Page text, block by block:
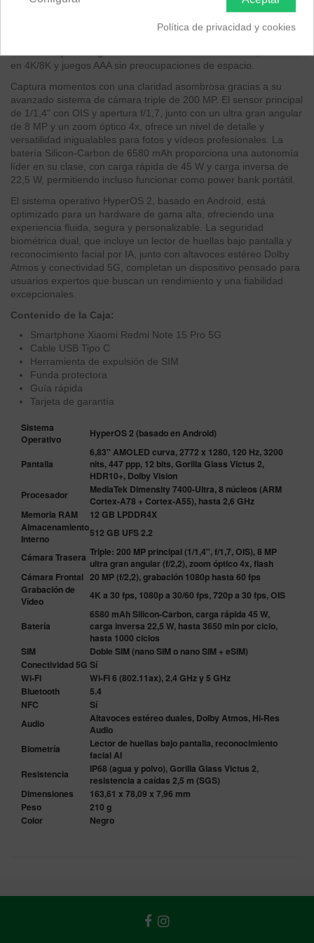
complementado con 12 GB de RAM LPDDR4X, garantizando una
fluidez impecable en multitarea, virtualización y aplicaciones de
en 4K/8K y juegos AAA sin preocupaciones de espacio.
Captura momentos con una claridad asombrosa gracias a su
avanzado sistema de cámara triple de 200 MP. El sensor principal
de 1/1,4" con OIS y apertura f/1,7, junto con un ultra gran angular
de 8 MP y un zoom óptico 4x, ofrece un nivel de detalle y
versatilidad inigualables para fotos y vídeos profesionales. La
batería Silicon-Carbon de 6580 mAh proporciona una autonomía
líder en su clase, con carga rápida de 45 W y carga inversa de
22,5 W, permitiendo incluso funcionar como power bank portátil.
El sistema operativo HyperOS 2, basado en Android, está
optimizado para un hardware de gama alta, ofreciendo una
experiencia fluida, segura y personalizable. La seguridad
biométrica dual, que incluye un lector de huellas bajo pantalla y
reconocimiento facial por IA, junto con altavoces estéreo Dolby
Atmos y conectividad 5G, completan un dispositivo pensado para
usuarios expertos que buscan un rendimiento y una fiabilidad
excepcionales.
Contenido de la Caja:
Smartphone Xiaomi Redmi Note 15 Pro 5G
Cable USB Tipo C
Herramienta de expulsión de SIM
Funda protectora
Guía rápida
Tarjeta de garantía
Sistema
Operativo
HyperOS 2 (basado en Android)
Pantalla
6,83" AMOLED curva, 2772 x 1280, 120 Hz, 3200
nits, 447 ppp, 12 bits, Gorilla Glass Victus 2,
HDR10+, Dolby Vision
Procesador
MediaTek Dimensity 7400-Ultra, 8 núcleos (ARM
Cortex-A78 + Cortex-A55), hasta 2,6 GHz
Memoria RAM
12 GB LPDDR4X
Almacenamiento
Interno
512 GB UFS 2.2
Cámara Trasera Triple: 200 MP principal (1/1,4", f/1,7, OIS), 8 MP
ultra gran angular (f/2,2), zoom óptico 4x, flash
Cámara Frontal 20 MP (f/2,2), grabación 1080p hasta 60 fps
Grabación de
Vídeo
4K a 30 fps, 1080p a 30/60 fps, 720p a 30 fps, OIS
Batería
6580 mAh Silicon-Carbon, carga rápida 45 W,
carga inversa 22,5 W, hasta 3650 min por ciclo,
hasta 1000 ciclos
SIM
Doble SIM (nano SIM o nano SIM + eSIM)
Conectividad 5G Sí
Wi-Fi
Wi-Fi 6 (802.11ax), 2,4 GHz y 5 GHz
Bluetooth
5.4
NFC
Sí
Audio
Altavoces estéreo duales, Dolby Atmos, Hi-Res
Audio
Biometría
Lector de huellas bajo pantalla, reconocimiento
facial AI
Resistencia
IP68 (agua y polvo), Gorilla Glass Victus 2,
resistencia a caídas 2,5 m (SGS)
Dimensiones
163,61 x 78,09 x 7,96 mm
Peso
210 g
Color
Negro
Política de privacidad y cookies